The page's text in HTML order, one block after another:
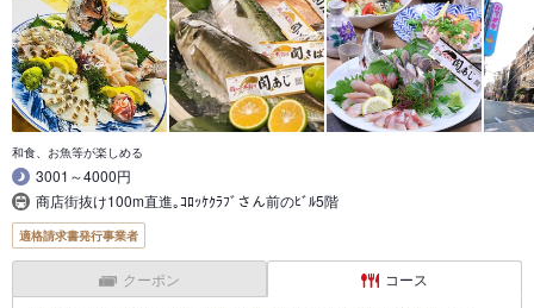
和食、お魚等が楽しめる
3001～4000円
商店街抜け100m直進｡ｺﾛｯｹｸﾗﾌﾞさん前のﾋﾞﾙ5階
適格請求書発行事業者
クーポン コース